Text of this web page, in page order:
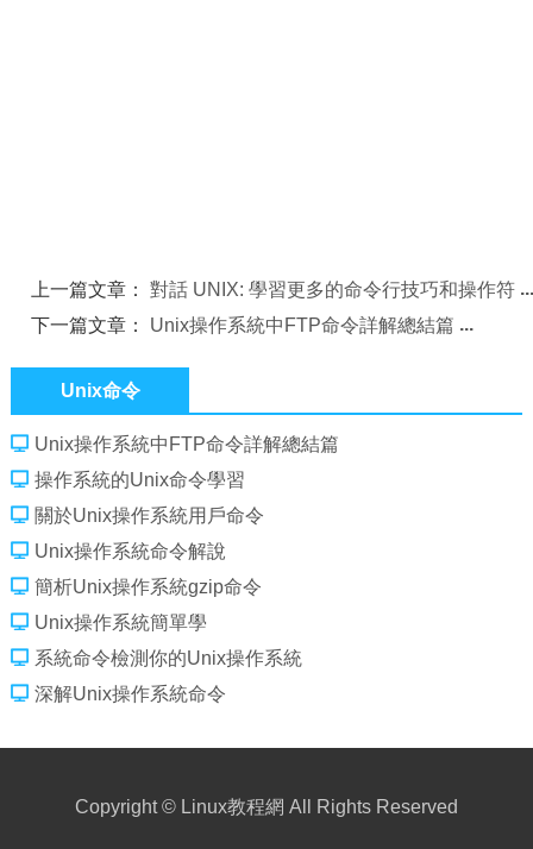
上一篇文章：對話 UNIX: 學習更多的命令行技巧和操作符
下一篇文章： Unix操作系統中FTP命令詳解總結篇
Unix命令
Unix操作系統中FTP命令詳解總結篇
操作系統的Unix命令學習
關於Unix操作系統用戶命令
Unix操作系統命令解說
簡析Unix操作系統gzip命令
Unix操作系統簡單學
系統命令檢測你的Unix操作系統
深解Unix操作系統命令
Copyright © Linux教程網 All Rights Reserved